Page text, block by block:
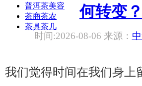
普洱茶美容
茶商茶农
茶具茶几
何转变？
时间:2026-08-06 来源：
我们觉得时间在我们身上